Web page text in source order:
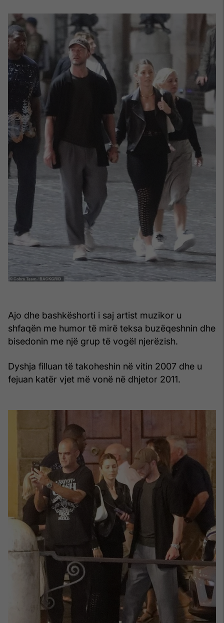
Ajo dhe bashkëshorti i saj artist muzikor u
shfaqën me humor të mirë teksa buzëqeshnin dhe
bisedonin me një grup të vogël njerëzish.
Dyshja filluan të takoheshin në vitin 2007 dhe u
fejuan katër vjet më vonë në dhjetor 2011.